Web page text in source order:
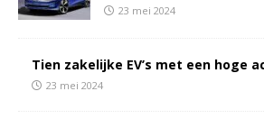
23 mei 2024
Tien zakelijke EV’s met een hoge
23 mei 2024